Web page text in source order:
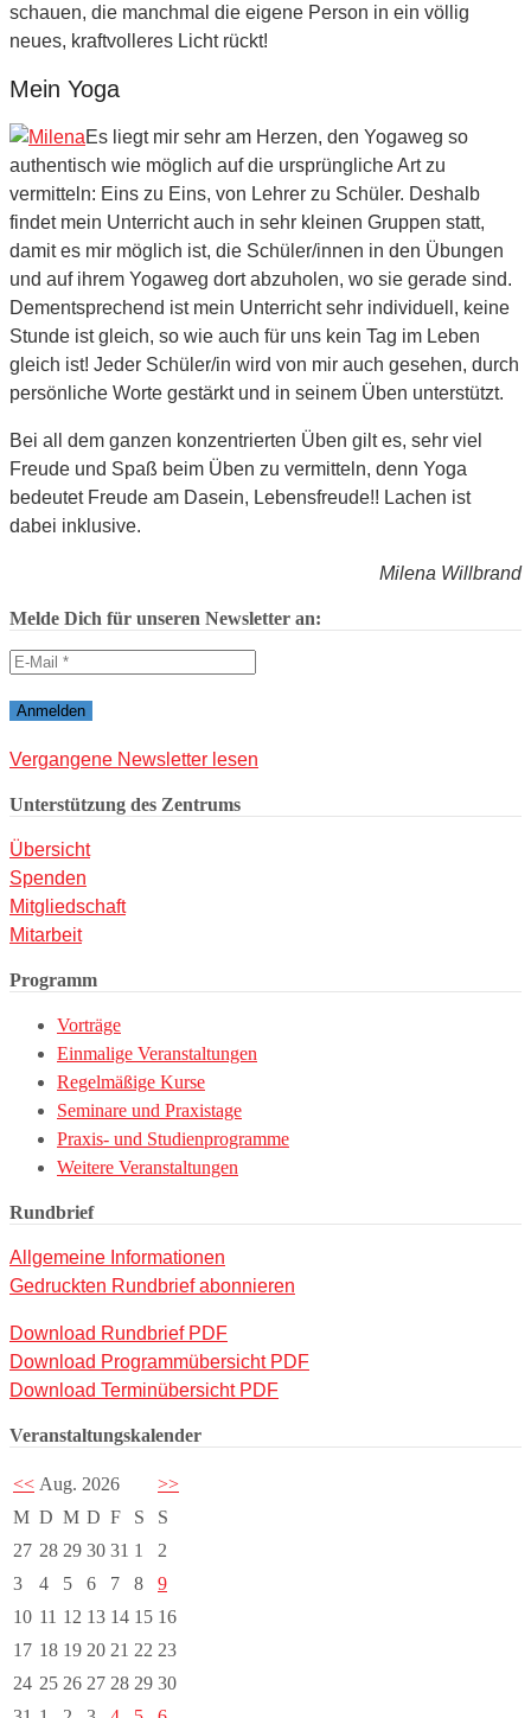
schauen, die manchmal die eigene Person in ein völlig
neues, kraftvolleres Licht rückt!
Mein Yoga
Es liegt mir sehr am Herzen, den Yogaweg so
authentisch wie möglich auf die ursprüngliche Art zu
vermitteln: Eins zu Eins, von Lehrer zu Schüler. Deshalb
findet mein Unterricht auch in sehr kleinen Gruppen statt,
damit es mir möglich ist, die Schüler/innen in den Übungen
und auf ihrem Yogaweg dort abzuholen, wo sie gerade sind.
Dementsprechend ist mein Unterricht sehr individuell, keine
Stunde ist gleich, so wie auch für uns kein Tag im Leben
gleich ist! Jeder Schüler/in wird von mir auch gesehen, durch
persönliche Worte gestärkt und in seinem Üben unterstützt.
Bei all dem ganzen konzentrierten Üben gilt es, sehr viel
Freude und Spaß beim Üben zu vermitteln, denn Yoga
bedeutet Freude am Dasein, Lebensfreude!! Lachen ist
dabei inklusive.
Milena Willbrand
Melde Dich für unseren Newsletter an:
Vergangene Newsletter lesen
Unterstützung des Zentrums
Übersicht
Spenden
Mitgliedschaft
Mitarbeit
Programm
Vorträge
Einmalige Veranstaltungen
Regelmäßige Kurse
Seminare und Praxistage
Praxis- und Studienprogramme
Weitere Veranstaltungen
Rundbrief
Allgemeine Informationen
Gedruckten Rundbrief abonnieren
Download Rundbrief PDF
Download Programmübersicht PDF
Download Terminübersicht PDF
Veranstaltungskalender
<< Aug. 2026
>>
M D M D F S
S
27 28 29 30 31 1
2
3
4 5 6 7 8
9
10 11 12 13 14 15 16
17 18 19 20 21 22 23
24 25 26 27 28 29 30